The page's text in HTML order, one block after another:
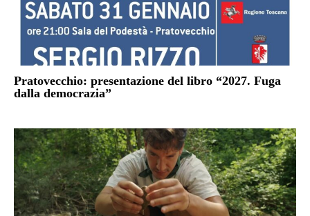
Pratovecchio: presentazione del libro “2027. Fuga
dalla democrazia”